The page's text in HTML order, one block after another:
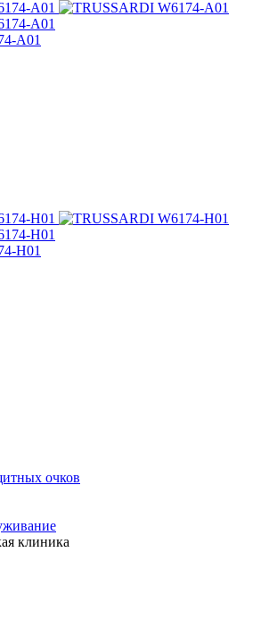
A01
H01
очков
клиника